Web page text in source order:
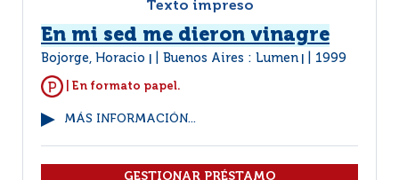
Texto impreso
En mi sed me dieron vinagre
Bojorge, Horacio Buenos Aires : Lumen 1999
| En formato papel.
MÁS INFORMACIÓN...